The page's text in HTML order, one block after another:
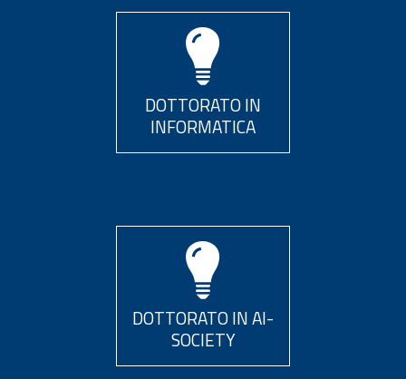
DOTTORATO IN
INFORMATICA
DOTTORATO IN AI-
SOCIETY